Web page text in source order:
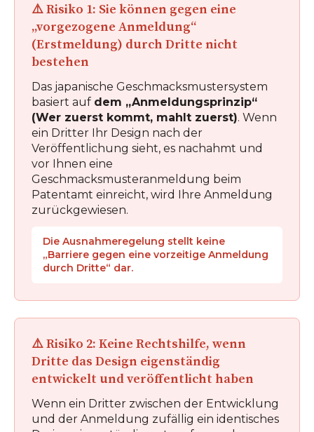
⚠️ Risiko 1: Sie können gegen eine
„vorgezogene Anmeldung“
(Erstmeldung) durch Dritte nicht
bestehen
Das japanische Geschmacksmustersystem
basiert auf dem „Anmeldungsprinzip“
(Wer zuerst kommt, mahlt zuerst). Wenn
ein Dritter Ihr Design nach der
Veröffentlichung sieht, es nachahmt und
vor Ihnen eine
Geschmacksmusteranmeldung beim
Patentamt einreicht, wird Ihre Anmeldung
zurückgewiesen.
Die Ausnahmeregelung stellt keine
„Barriere gegen eine vorzeitige Anmeldung
durch Dritte“ dar.
⚠️ Risiko 2: Keine Rechtshilfe, wenn
Dritte das Design eigenständig
entwickelt und veröffentlicht haben
Wenn ein Dritter zwischen der Entwicklung
und der Anmeldung zufällig ein identisches